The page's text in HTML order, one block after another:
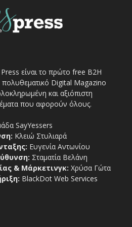
είναι το πρώτο free Β2Η
Digital Magazino
και αξιόπιστη
που αφορούν όλους.
SayYessers
Κλειώ Στυλιαρά
Ευγενία Αντωνίου
Σταματία Βελάνη
& Μάρκετινγκ: Χρύσα Γώτα
BlackDot Web Services